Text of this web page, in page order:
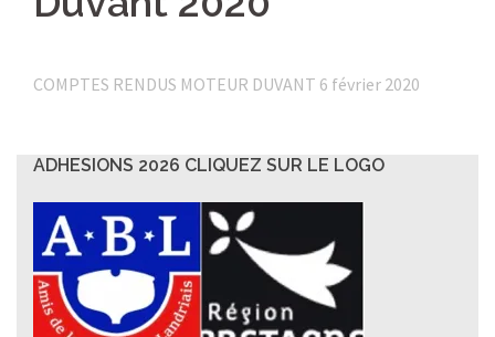
COMPTES RENDUS MOTEUR DUVANT 6 février 2020
ADHESIONS 2026 CLIQUEZ SUR LE LOGO